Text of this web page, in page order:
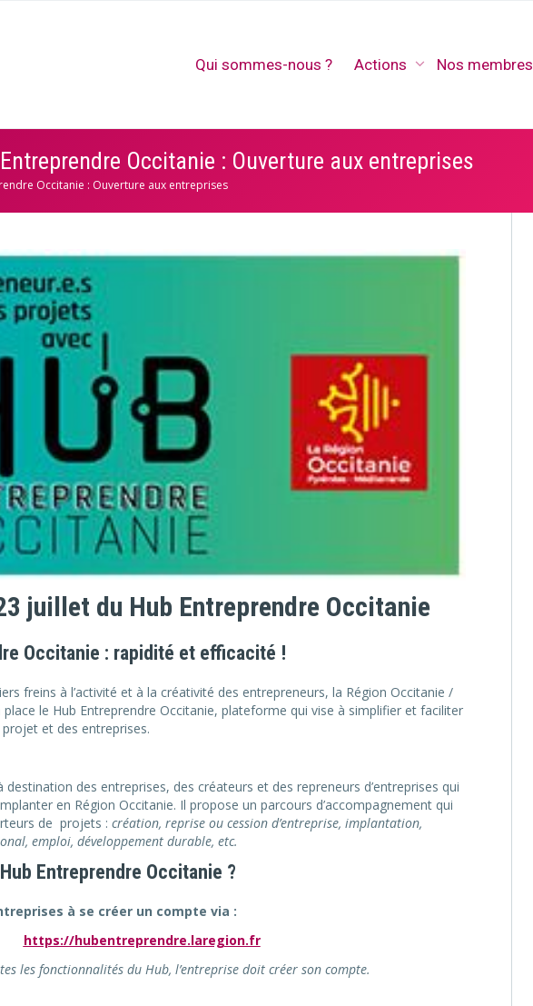
Qui sommes-nous ? Actions Nos membres
Occitanie : Ouverture aux entreprises
Occitanie : Ouverture aux entreprises
juillet du Hub Entreprendre Occitanie
Occitanie : rapidité et efficacité !
freins à l’activité et à la créativité des entrepreneurs, la Région Occitanie /
le Hub Entreprendre Occitanie, plateforme qui vise à simplifier et faciliter
et des entreprises.
destination des entreprises, des créateurs et des repreneurs d’entreprises qui
en Région Occitanie. Il propose un parcours d’accompagnement qui
de projets : création, reprise ou cession d’entreprise, implantation,
emploi, développement durable, etc.
Entreprendre Occitanie ?
à se créer un compte via :
https://hubentreprendre.laregion.fr
les fonctionnalités du Hub, l’entreprise doit créer son compte.